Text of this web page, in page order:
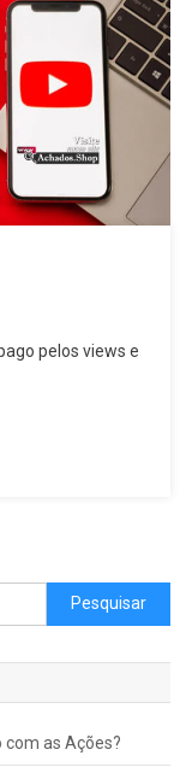
pelos views e
Pesquisar por:
com as Ações?